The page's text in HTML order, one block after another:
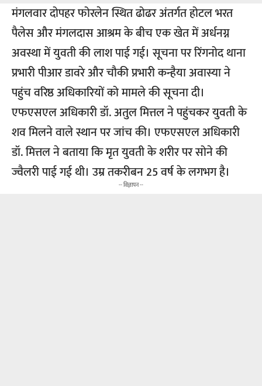
मंगलवार दोपहर फोरलेन स्थित ढोढर अंतर्गत होटल भरत
पैलेस और मंगलदास आश्रम के बीच एक खेत में अर्धनग्न
अवस्था में युवती की लाश पाई गई। सूचना पर रिंगनोद थाना
प्रभारी पीआर डावरे और चौकी प्रभारी कन्हैया अवास्या ने
पहुंच वरिष्ठ अधिकारियों को मामले की सूचना दी।
एफएसएल अधिकारी डॉ. अतुल मित्तल ने पहुंचकर युवती के
शव मिलने वाले स्थान पर जांच की। एफएसएल अधिकारी
डॉ. मित्तल ने बताया कि मृत युवती के शरीर पर सोने की
ज्वैलरी पाई गई थी। उम्र तकरीबन 25 वर्ष के लगभग है।
-- विज्ञापन --